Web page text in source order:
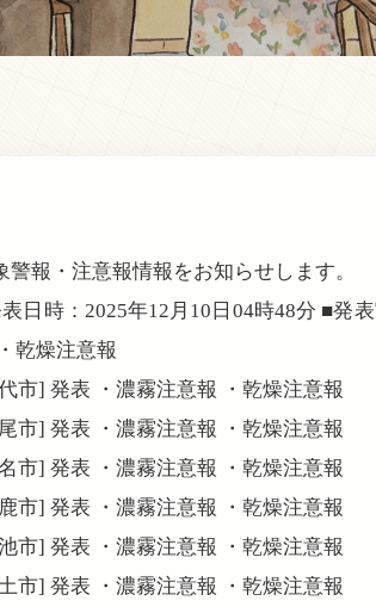
警報・注意報情報をお知らせします。
日時：2025年12月10日04時48分 ■発
乾燥注意報
市] 発表 ・濃霧注意報 ・乾燥注意報
市] 発表 ・濃霧注意報 ・乾燥注意報
市] 発表 ・濃霧注意報 ・乾燥注意報
市] 発表 ・濃霧注意報 ・乾燥注意報
市] 発表 ・濃霧注意報 ・乾燥注意報
市] 発表 ・濃霧注意報 ・乾燥注意報